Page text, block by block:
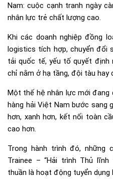
Nam: cuộc cạnh tranh ngày
nhân lực trẻ chất lượng cao.
Khi các doanh nghiệp đồng
logistics tích hợp, chuyển đổi
tải quốc tế, yếu tố quyết định
chỉ nằm ở hạ tầng, đội tàu hay
Một thế hệ nhân lực mới đang
hàng hải Việt Nam bước sang
hơn, xanh hơn, kết nối toàn
cao hơn.
Trong hành trình đó, những
Trainee – “Hải trình Thủ
thuần là hoạt động tuyển